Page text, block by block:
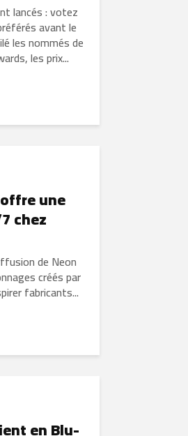
lancés : votez
avant le
les nommés de
les prix...
une
chez
de Neon
créés par
fabricants...
en Blu-